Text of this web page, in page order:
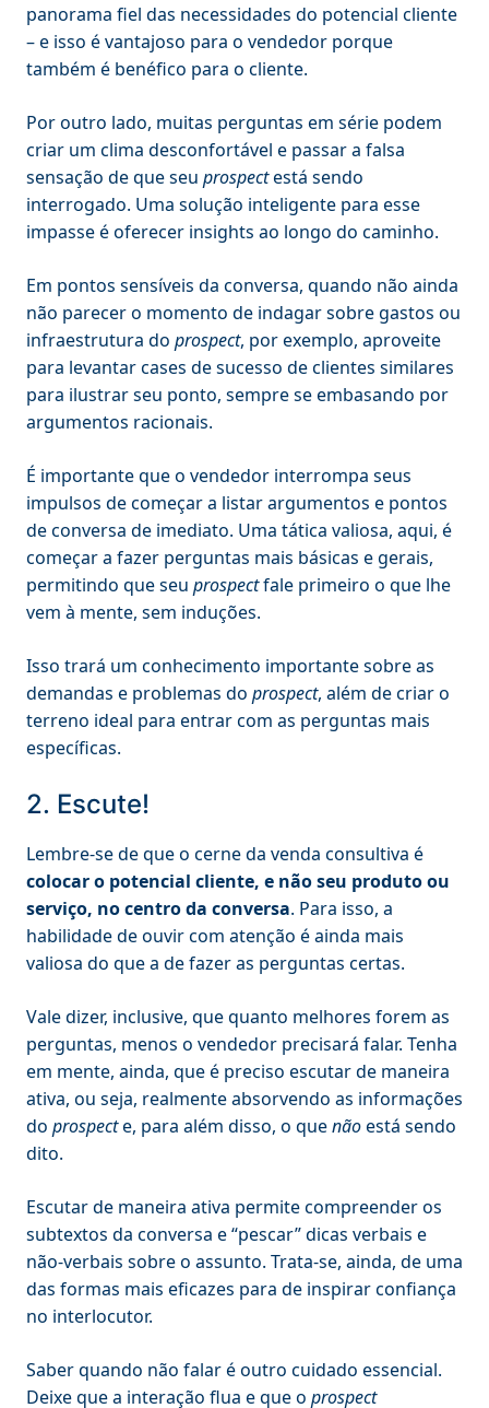
panorama fiel das necessidades do potencial cliente
– e isso é vantajoso para o vendedor porque
também é benéfico para o cliente.
Por outro lado, muitas perguntas em série podem
criar um clima desconfortável e passar a falsa
sensação de que seu prospectestá sendo
interrogado. Uma solução inteligente para esse
impasse é oferecer insights ao longo do caminho.
Em pontos sensíveis da conversa, quando não ainda
não parecer o momento de indagar sobre gastos ou
infraestrutura do prospect, por exemplo, aproveite
para levantar cases de sucesso de clientes similares
para ilustrar seu ponto, sempre se embasando por
argumentos racionais.
É importante que o vendedor interrompa seus
impulsos de começar a listar argumentos e pontos
de conversa de imediato. Uma tática valiosa, aqui, é
começar a fazer perguntas mais básicas e gerais,
permitindo que seu prospectfale primeiro o que lhe
vem à mente, sem induções.
Isso trará um conhecimento importante sobre as
demandas e problemas do prospect, além de criar o
terreno ideal para entrar com as perguntas mais
específicas.
2. Escute!
Lembre-se de que o cerne da venda consultiva é
colocar o potencial cliente, e não seu produto ou
serviço, no centro da conversa. Para isso, a
habilidade de ouvir com atenção é ainda mais
valiosa do que a de fazer as perguntas certas.
Vale dizer, inclusive, que quanto melhores forem as
perguntas, menos o vendedor precisará falar. Tenha
em mente, ainda, que é preciso escutar de maneira
ativa, ou seja, realmente absorvendo as informações
do prospecte, para além disso, o quenãoestá sendo
dito.
Escutar de maneira ativa permite compreender os
subtextos da conversa e “pescar” dicas verbais e
não-verbais sobre o assunto. Trata-se, ainda, de uma
das formas mais eficazes para de inspirar confiança
no interlocutor.
Saber quando não falar é outro cuidado essencial.
Deixe que a interação flua e que o prospect